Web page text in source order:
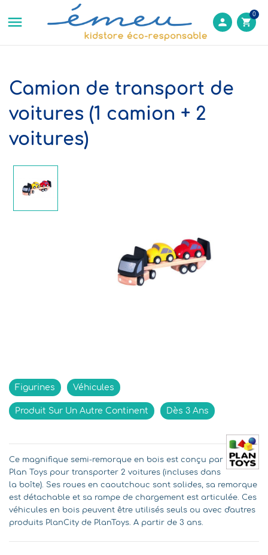
 person shopping_cart
0
Camion de transport de
voitures (1 camion + 2
voitures)
Figurines Véhicules
Produit Sur Un Autre Continent Dès 3 Ans
Ce magnifique semi-remorque en bois est conçu par
Plan Toys pour transporter 2 voitures (incluses dans
la boîte). Ses roues en caoutchouc sont solides, sa remorque
est détachable et sa rampe de chargement est articulée. Ces
véhicules en bois peuvent être utilisés seuls ou avec d'autres
produits PlanCity de PlanToys. A partir de 3 ans.